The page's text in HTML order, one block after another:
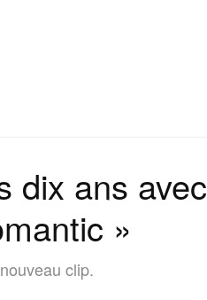
dix ans avec
»
clip.